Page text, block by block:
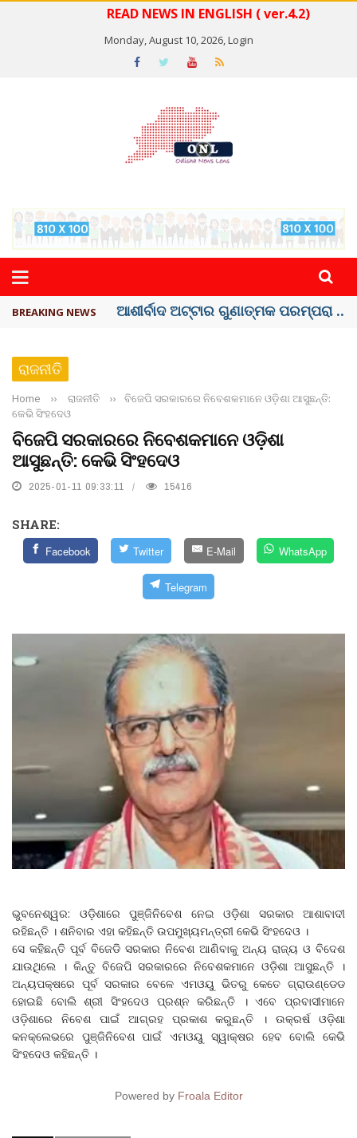
READ NEWS IN ENGLISH ( ver.4.2)
Monday, August 10, 2026,Login
BREAKING NEWS ବେଦାନ୍ତ ଆଲୁମିନିୟର ପ୍ରକଳ୍ପ ସଙ୍ଗମ ...
ରାଜନୀତି
Home ›› ରାଜନୀତି ››
ବିଜେପି ସରକାରରେ ନିବେଶକମାନେ ଓଡ଼ିଶା ଆସୁଛନ୍ତି:
କେଭି ସିଂହଦେଓ
ବିଜେପି ସରକାରରେ ନିବେଶକମାନେ ଓଡ଼ିଶା
ଆସୁଛନ୍ତି: କେଭି ସିଂହଦେଓ
2025-01-11 09:33:11 15416
SHARE:
Facebook Twitter E-Mail WhatsApp
Telegram
ଭୁବନେଶ୍ୱର: ଓଡ଼ିଶାରେ ପୁଞ୍ଜିନିବେଶ ନେଇ ଓଡ଼ିଶା ସରକାର ଆଶାବାଦୀ
ରହିଛନ୍ତି । ଶନିବାର ଏହା କହିଛନ୍ତି ଉପମୁଖ୍ୟମନ୍ତ୍ରୀ କେଭି ସିଂହଦେଓ ।
ସେ କହିଛନ୍ତି ପୂର୍ବ ବିଜେଡି ସରକାର ନିବେଶ ଆଣିବାକୁ ଅନ୍ୟ ରାଜ୍ୟ ଓ ବିଦେଶ
ଯାଉଥିଲେ । କିନ୍ତୁ ବିଜେପି ସରକାରରେ ନିବେଶକମାନେ ଓଡ଼ିଶା ଆସୁଛନ୍ତି ।
ଅନ୍ୟପକ୍ଷରେ ପୂର୍ବ ସରକାର ବେଳେ ଏମଓୟୁ ଭିତରୁ କେତେ ଗ୍ରାଉଣ୍ଡେଡ
ହୋଇଛି ବୋଲି ଶ୍ରୀ ସିଂହଦେଓ ପ୍ରଶ୍ନ କରିଛନ୍ତି । ଏବେ ପ୍ରବାସୀମାନେ
ଓଡ଼ିଶାରେ ନିବେଶ ପାଇଁ ଆଗ୍ରହ ପ୍ରକାଶ କରୁଛନ୍ତି । ଉକ୍ରର୍ଷ ଓଡ଼ିଶା
କନକ୍ଲେଭରେ ପୁଞ୍ଜିନିବେଶ ପାଇଁ ଏମଓୟୁ ସ୍ୱାକ୍ଷର ହେବ ବୋଲି କେଭି
ସିଂହଦେଓ କହିଛନ୍ତି ।
Powered by Froala Editor